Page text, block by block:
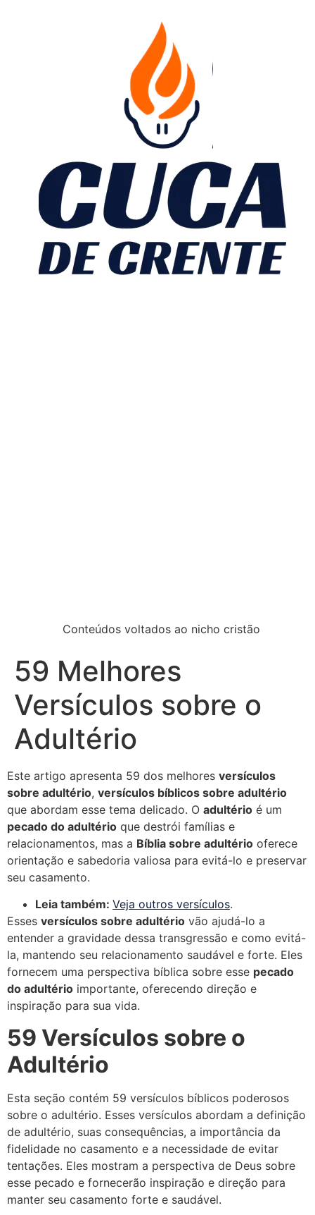
Conteúdos voltados ao nicho cristão
59 Melhores
Versículos sobre o
Adultério
Este artigo apresenta 59 dos melhores versículos
sobre adultério, versículos bíblicos sobre adultério
que abordam esse tema delicado. O adultério é um
pecado do adultério que destrói famílias e
relacionamentos, mas a Bíblia sobre adultério oferece
orientação e sabedoria valiosa para evitá-lo e preservar
seu casamento.
Leia também: Veja outros versículos.
Esses versículos sobre adultério vão ajudá-lo a
entender a gravidade dessa transgressão e como evitá-
la, mantendo seu relacionamento saudável e forte. Eles
fornecem uma perspectiva bíblica sobre esse pecado
do adultério importante, oferecendo direção e
inspiração para sua vida.
59 Versículos sobre o
Adultério
Esta seção contém 59 versículos bíblicos poderosos
sobre o adultério. Esses versículos abordam a definição
de adultério, suas consequências, a importância da
fidelidade no casamento e a necessidade de evitar
tentações. Eles mostram a perspectiva de Deus sobre
esse pecado e fornecerão inspiração e direção para
manter seu casamento forte e saudável.